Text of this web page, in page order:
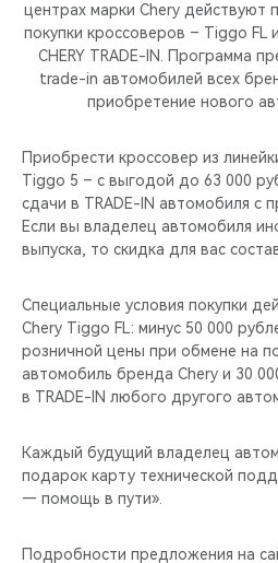
СЕДАНЫ
НОВИНКИ
ПОДДЕРЖКА
CHERY CONNECT
CHERY В СОЦСЕТЯХ
ЛЮДИ CHERY
CHERY REMOTE
CHERY И СПОРТ
НАШИ МЕРОПРИЯТИЯ
ВИДЕООБЗОРЫ
CHERY ДЛЯ ДЕТЕЙ
центрах марки Chery действуют
покупки кроссоверов – Tiggo
CHERY TRADE-IN. Программа
trade-in автомобилей всех
приобретение нового
Приобрести кроссовер из
Tiggo 5 – c выгодой до 63 000
сдачи в TRADE-IN автомобиля с
Если вы владелец автомобиля
выпуска, то скидка для вас
Специальные условия покупки
Chery Tiggo FL: минус 50 000
розничной цены при обмене на
автомобиль бренда Chery и 30
в TRADE-IN любого другого
Каждый будущий владелец
подарок карту технической
— помощь в пути».
Подробности предложения на